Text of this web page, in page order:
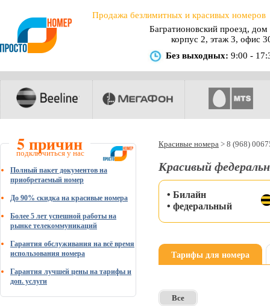
Продажа безлимитных и красивых номеров
Багратионовский проезд, дом
корпус 2, этаж 3, офис
Без выходных: 9:00 -
5 причин
подключиться у нас
Полный пакет документов на
приобретаемый номер
До 90% скидка на красивые номера
Более 5 лет успешной работы на
рынке телекоммуникаций
Гарантия обслуживания на всё время
использования номера
Гарантия лучшей цены на тарифы и
доп. услуги
Красивые номера > 8 (968)
Красивый
• Билайн
• федеральный
Тарифы для номера
Все